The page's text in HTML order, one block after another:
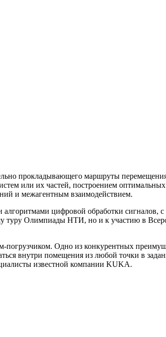
прокладывающего маршруты
или их частей, построением
и межагентным взаимодействием.
цифровой обработки сигналов,
туру Олимпиады НТИ, но и к участию в
погрузчиком. Одно из конкурентных
внутри помещения из любой точки в
известной компании KUKA.